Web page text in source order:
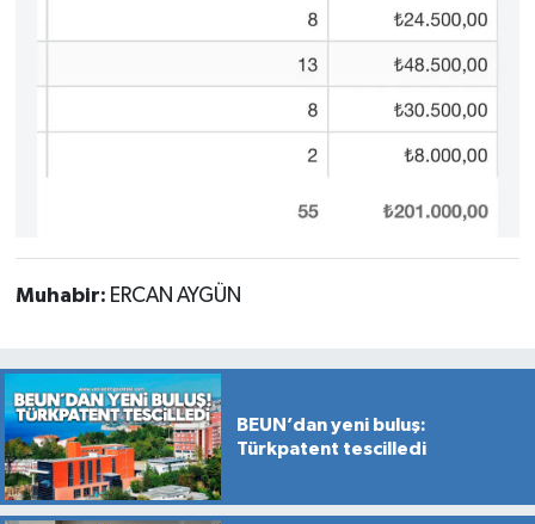
Muhabir: ERCAN AYGÜN
BEUN’dan yeni buluş:
Türkpatent tescilledi